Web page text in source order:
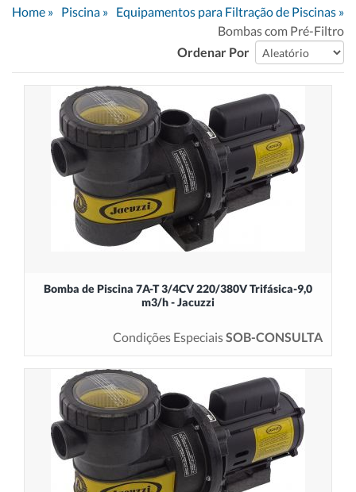
Home » Piscina » Equipamentos para Filtração de Piscinas »
Bombas com Pré-Filtro
Ordenar Por
Bomba de Piscina 7A-T 3/4CV 220/380V Trifásica-9,0
m3/h - Jacuzzi
Condições EspeciaisSOB-CONSULTA